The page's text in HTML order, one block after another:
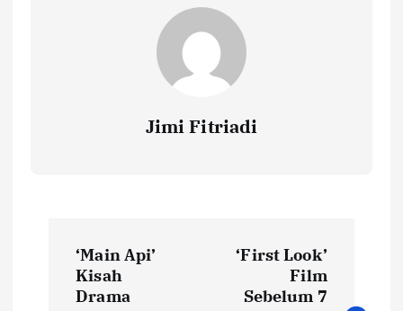
Jimi Fitriadi
‘Main Api’
Kisah
Drama
‘First Look’
Film
Sebelum 7